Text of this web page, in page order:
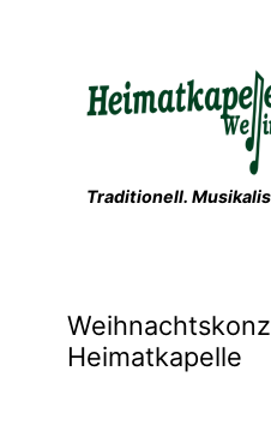
Traditionell.
Heimatkapelle